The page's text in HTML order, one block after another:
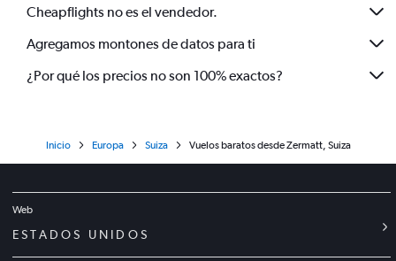
Cheapflights no es el vendedor.
Agregamos montones de datos para ti
¿Por qué los precios no son 100% exactos?
Inicio Europa Suiza Vuelos baratos desde Zermatt, Suiza
Web
ESTADOS UNIDOS